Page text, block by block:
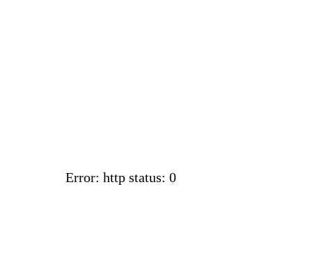
Error: http status: 0